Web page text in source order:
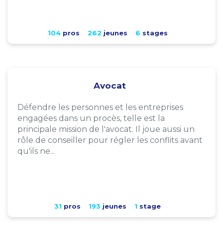
104pros 262 jeunes 6 stages
Avocat
Défendre les personnes et les entreprises
engagées dans un procès, telle est la
principale mission de l'avocat. Il joue aussi un
rôle de conseiller pour régler les conflits avant
qu'ils ne...
31 pros 193 jeunes 1 stage